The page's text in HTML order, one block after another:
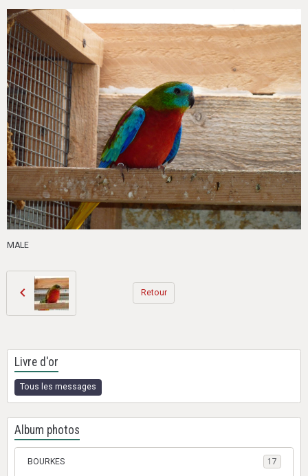
MALE
Retour
Livre d'or
Tous les messages
Album photos
BOURKES 17